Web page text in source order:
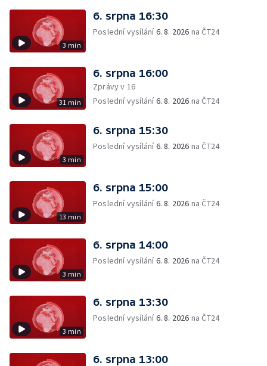
3 min
6. srpna 16:30
Poslední vysílání6. 8. 2026 na ČT24
31 min
6. srpna 16:00
Zprávy v 16
Poslední vysílání6. 8. 2026 na ČT24
3 min
6. srpna 15:30
Poslední vysílání6. 8. 2026 na ČT24
13 min
6. srpna 15:00
Poslední vysílání6. 8. 2026 na ČT24
3 min
6. srpna 14:00
Poslední vysílání6. 8. 2026 na ČT24
3 min
6. srpna 13:30
Poslední vysílání6. 8. 2026 na ČT24
6. srpna 13:00